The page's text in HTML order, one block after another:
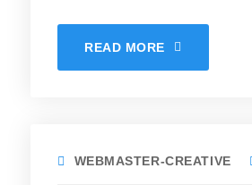
READ MORE
WEBMASTER-CREATIVE